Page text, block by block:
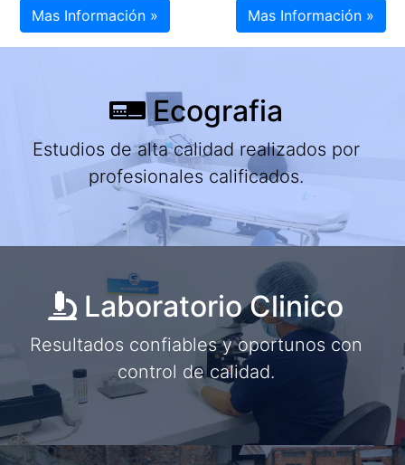
Mas Información » Mas Información »
Ecografia
Estudios de alta calidad realizados por
profesionales calificados.
Laboratorio Clinico
Resultados confiables y oportunos con
control de calidad.